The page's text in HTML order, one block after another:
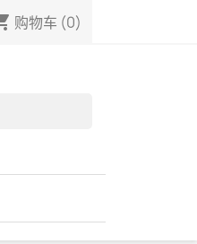
购物车 (0)